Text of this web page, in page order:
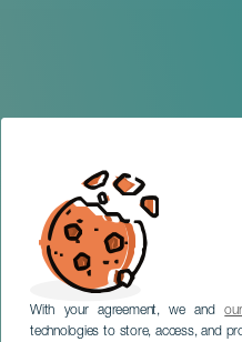
With your agreement, we and
technologies to store, access, and